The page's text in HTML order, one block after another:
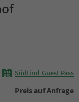
Südtirol Guest Pass
Preis auf Anfrage